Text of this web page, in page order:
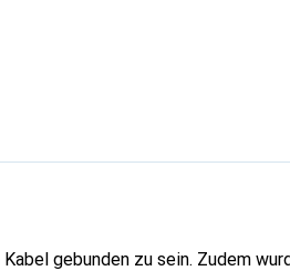
gebunden zu sein. Zudem